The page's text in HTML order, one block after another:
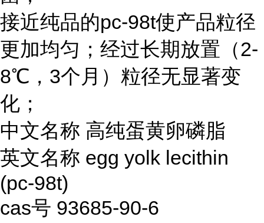
接近纯品的pc-98t使产品粒径
更加均匀；经过长期放置（2-
8℃，3个月）粒径无显著变
化；
中文名称 高纯蛋黄卵磷脂
英文名称 egg yolk lecithin
(pc-98t)
cas号 93685-90-6